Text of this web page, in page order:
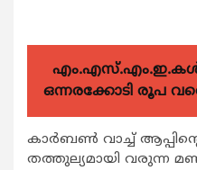
ഒന്നരക്കോടി രൂപ
കാര്‍ബണ്‍ വാച്ച്
തത്തുല്യമായി വരുന്ന